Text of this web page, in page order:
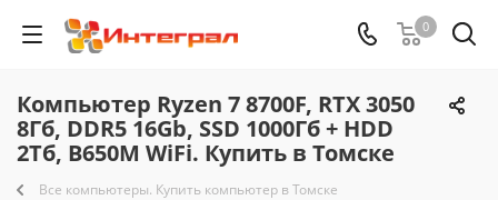
0
Компьютер Ryzen 7 8700F, RTX 3050
8Гб, DDR5 16Gb, SSD 1000Гб + HDD
2Тб, B650M WiFi. Купить в Томске
Все компьютеры. Купить компьютер в Томске